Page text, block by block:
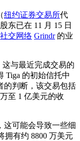
纽约证券交易所代
东已在 11 月 15 日
社交网络 Grindr的业
这与最近完成交易的
Tiga 的初始信托中
的判断，该交易包括
至 1 亿美元的收
这可能会导致一些细
拥有约 8800 万美元